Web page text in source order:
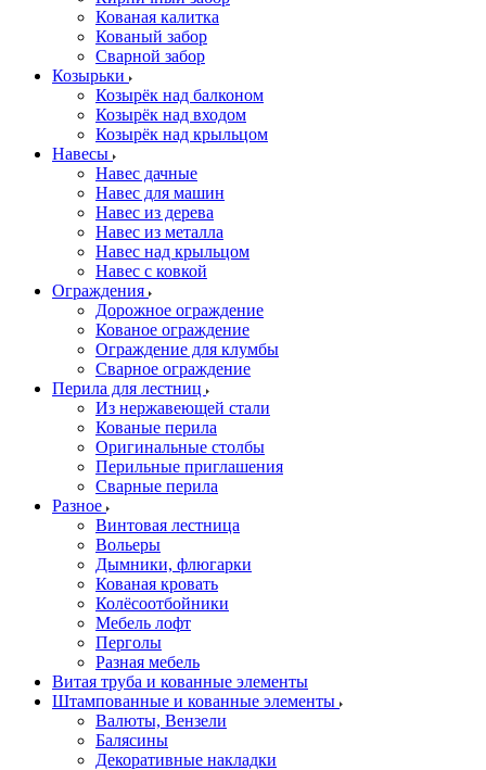
Кованая калитка
Кованый забор
Сварной забор
Козырьки
Козырёк над балконом
Козырёк над входом
Козырёк над крыльцом
Навесы
Навес дачные
Навес для машин
Навес из дерева
Навес из металла
Навес над крыльцом
Навес с ковкой
Ограждения
Дорожное ограждение
Кованое ограждение
Ограждение для клумбы
Сварное ограждение
Перила для лестниц
Из нержавеющей стали
Кованые перила
Оригинальные столбы
Перильные приглашения
Сварные перила
Разное
Винтовая лестница
Вольеры
Дымники, флюгарки
Кованая кровать
Колёсоотбойники
Мебель лофт
Перголы
Разная мебель
Витая труба и кованные элементы
Штампованные и кованные элементы
Валюты, Вензели
Балясины
Декоративные накладки